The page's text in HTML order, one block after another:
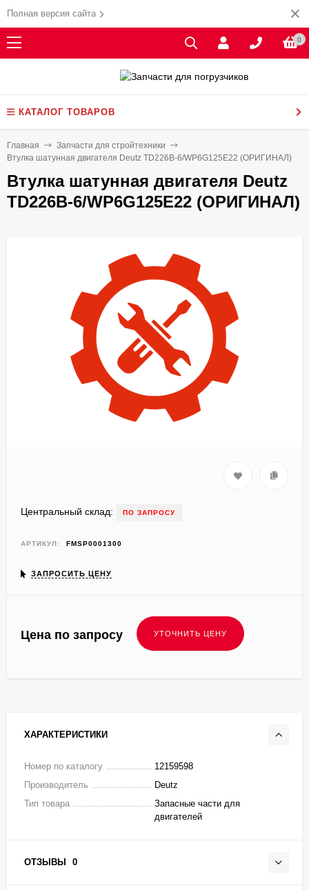
Полная версия сайта
0
КАТАЛОГ ТОВАРОВ
Главная
Запчасти для стройтехники
Втулка шатунная двигателя Deutz TD226B-6/WP6G125E22 (ОРИГИНАЛ)
Втулка шатунная двигателя Deutz
TD226B-6/WP6G125E22 (ОРИГИНАЛ)
Центральный склад: ПО ЗАПРОСУ
АРТИКУЛ: FMSP0001300
ЗАПРОСИТЬ ЦЕНУ
Цена по запросу
ХАРАКТЕРИСТИКИ
Номер по каталогу
12159598
Производитель
Deutz
Тип товара
Запасные части для
двигателей
ОТЗЫВЫ 0